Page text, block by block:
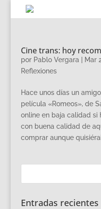
Cine trans: hoy
por Pablo Vergara Mar
Reflexiones
Hace unos días un
película «Romeos», de
online en baja calidad si
con buena calidad de
comprar aunque
Entradas recientes